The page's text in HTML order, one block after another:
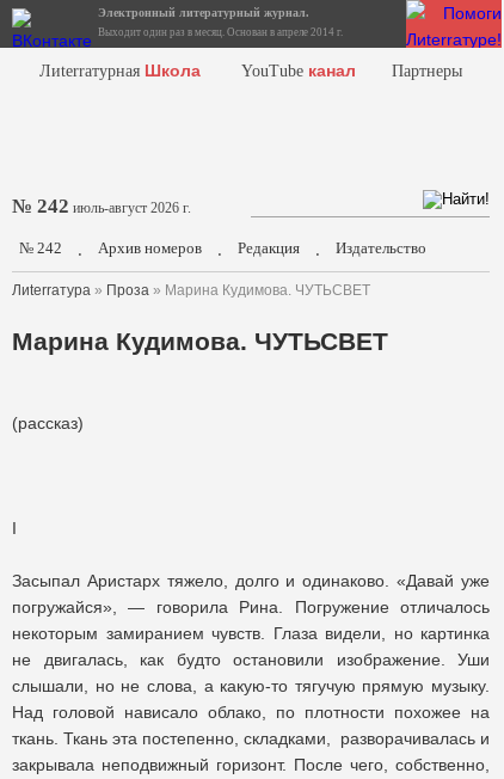
Электронный литературный журнал.
Выходит один раз в месяц. Основан в апреле 2014 г.
Лиterraтурная Школа YouTube канал Партнеры
№ 242 июль-август 2026 г.
№ 242 . Архив номеров . Редакция . Издательство
Лиterraтура » Проза » Марина Кудимова. ЧУТЬСВЕТ
Марина Кудимова. ЧУТЬСВЕТ
(рассказ)
I
Засыпал Аристарх тяжело, долго и одинаково. «Давай уже
погружайся», — говорила Рина. Погружение отличалось
некоторым замиранием чувств. Глаза видели, но картинка
не двигалась, как будто остановили изображение. Уши
слышали, но не слова, а какую-то тягучую прямую музыку.
Над головой нависало облако, по плотности похожее на
ткань. Ткань эта постепенно, складками, разворачивалась и
закрывала неподвижный горизонт. После чего, собственно,